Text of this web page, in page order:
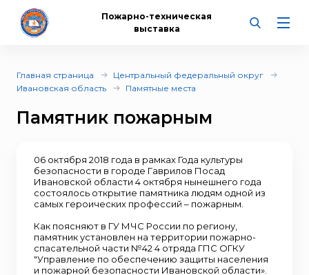
Пожарно-техническая
выставка
Главная страница
Центральный федеральный округ
Ивановская область
Памятные места
Памятник пожарным
06 октября 2018 года в рамках Года культуры
безопасности в городе Гаврилов Посад
Ивановской области 4 октября нынешнего года
состоялось открытие памятника людям одной из
самых героических профессий – пожарным.
Как поясняют в ГУ МЧС России по региону,
памятник установлен на территории пожарно-
спасательной части №42 4 отряда ГПС ОГКУ
"Управление по обеспечению защиты населения
и пожарной безопасности Ивановской области».